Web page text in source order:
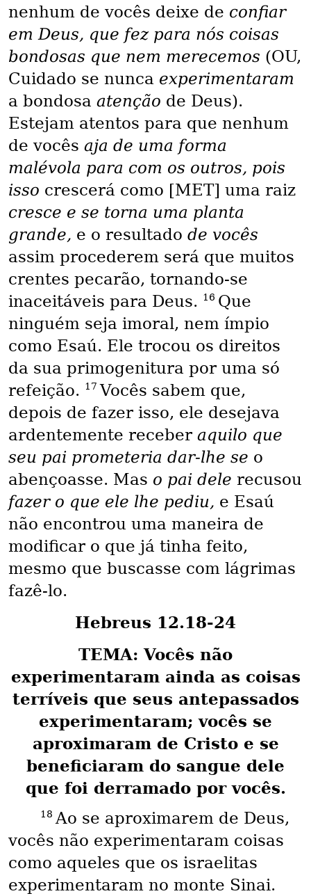
nenhum de vocês deixe de confiar
em Deus, que fez para nós coisas
bondosas que nem merecemos (OU,
Cuidado se nunca experimentaram
a bondosa atenção de Deus).
Estejam atentos para que nenhum
de vocês aja de uma forma
malévola para com os outros, pois
isso crescerá como [MET] uma raiz
cresce e se torna uma planta
grande, e o resultado de vocês
assim procederem será que muitos
crentes pecarão, tornando-se
inaceitáveis para Deus. 16 Que
ninguém seja imoral, nem ímpio
como Esaú. Ele trocou os direitos
da sua primogenitura por uma só
refeição. 17Vocês sabem que,
depois de fazer isso, ele desejava
ardentemente receber aquilo que
seu pai prometeria dar-lhe se o
abençoasse. Mas o pai dele recusou
fazer o que ele lhe pediu, e Esaú
não encontrou uma maneira de
modificar o que já tinha feito,
mesmo que buscasse com lágrimas
fazê-lo.
Hebreus 12.18-24
TEMA: Vocês não
experimentaram ainda as coisas
terríveis que seus antepassados
experimentaram; vocês se
aproximaram de Cristo e se
beneficiaram do sangue dele
que foi derramado por vocês.
18 Ao se aproximarem de Deus,
vocês não experimentaram coisas
como aqueles que os israelitas
experimentaram no monte Sinai.